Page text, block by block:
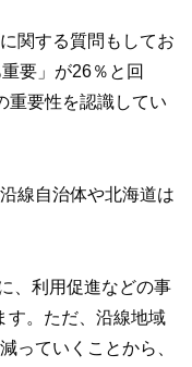
関する質問もしてお
要」が26％と回
重要性を認識してい
線自治体や北海道は
、利用促進などの事
す。ただ、沿線地域
っていくことから、